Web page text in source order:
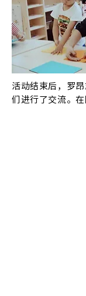
活动结束后，罗
们进行了交流。